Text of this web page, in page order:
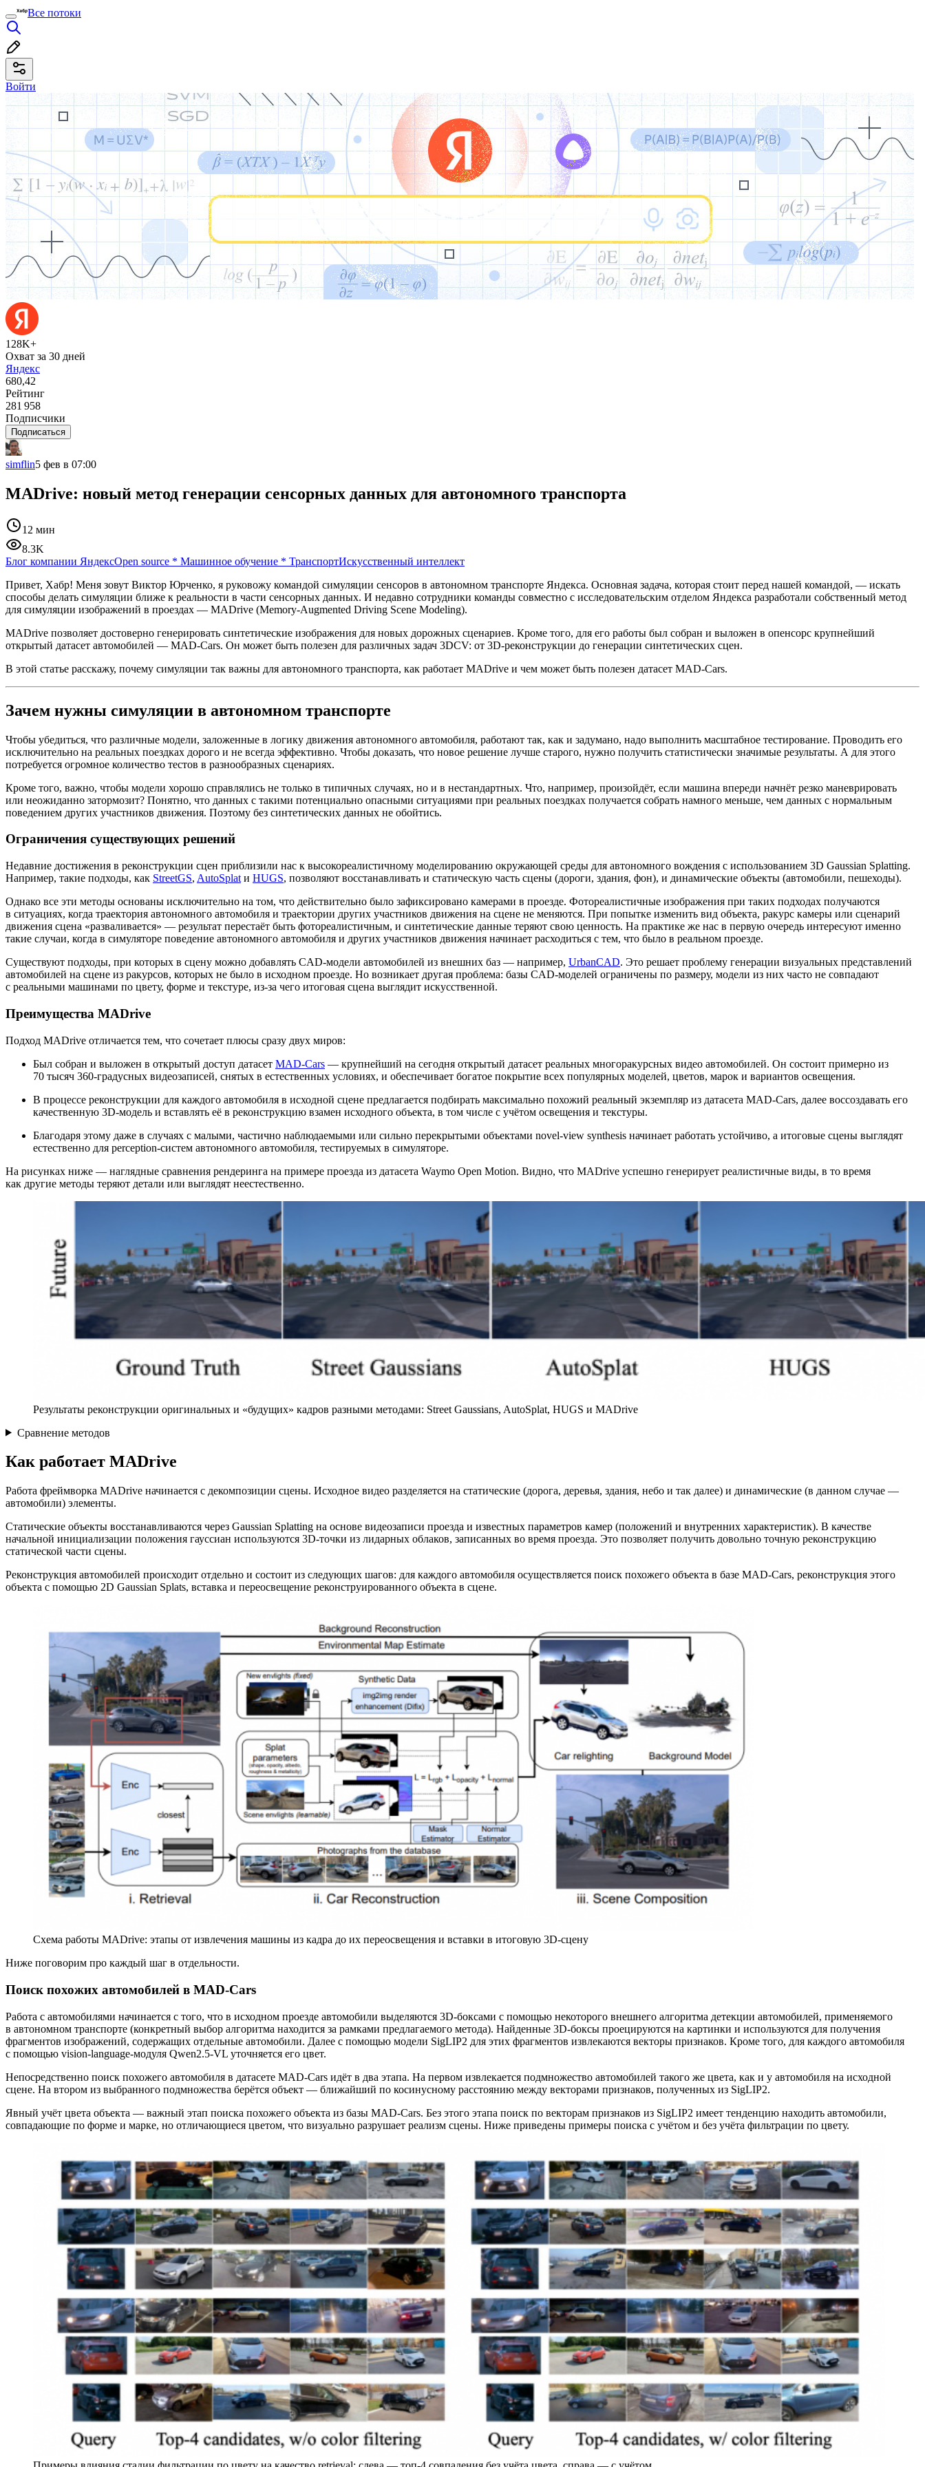
Все потоки
Войти
128K+
Охват за 30 дней
Яндекс
680,42
Рейтинг
281 958
Подписчики
Подписаться
simflin5 фев в 07:00
MADrive: новый метод генерации сенсорных данных для автономного транспорта
12 мин
8.3K
Блог компании ЯндексOpen source * Машинное обучение * ТранспортИскусственный интеллект
Привет, Хабр! Меня зовут Виктор Юрченко, я руковожу командой симуляции сенсоров в автономном транспорте Яндекса. Основная задача, которая стоит перед нашей командой, — искать
способы делать симуляции ближе к реальности в части сенсорных данных. И недавно сотрудники команды совместно с исследовательским отделом Яндекса разработали собственный метод
для симуляции изображений в проездах — MADrive (Memory-Augmented Driving Scene Modeling).
MADrive позволяет достоверно генерировать синтетические изображения для новых дорожных сценариев. Кроме того, для его работы был собран и выложен в опенсорс крупнейший
открытый датасет автомобилей — MAD‑Cars. Он может быть полезен для различных задач 3DCV: от 3D‑реконструкции до генерации синтетических сцен.
В этой статье расскажу, почему симуляции так важны для автономного транспорта, как работает MADrive и чем может быть полезен датасет MAD‑Cars.
Зачем нужны симуляции в автономном транспорте
Чтобы убедиться, что различные модели, заложенные в логику движения автономного автомобиля, работают так, как и задумано, надо выполнить масштабное тестирование. Проводить его
исключительно на реальных поездках дорого и не всегда эффективно. Чтобы доказать, что новое решение лучше старого, нужно получить статистически значимые результаты. А для этого
потребуется огромное количество тестов в разнообразных сценариях.
Кроме того, важно, чтобы модели хорошо справлялись не только в типичных случаях, но и в нестандартных. Что, например, произойдёт, если машина впереди начнёт резко маневрировать
или неожиданно затормозит? Понятно, что данных с такими потенциально опасными ситуациями при реальных поездках получается собрать намного меньше, чем данных с нормальным
поведением других участников движения. Поэтому без синтетических данных не обойтись.
Ограничения существующих решений
Недавние достижения в реконструкции сцен приблизили нас к высокореалистичному моделированию окружающей среды для автономного вождения с использованием 3D Gaussian Splatting.
Например, такие подходы, как StreetGS, AutoSplat и HUGS, позволяют восстанавливать и статическую часть сцены (дороги, здания, фон), и динамические объекты (автомобили, пешеходы).
Однако все эти методы основаны исключительно на том, что действительно было зафиксировано камерами в проезде. Фотореалистичные изображения при таких подходах получаются
в ситуациях, когда траектория автономного автомобиля и траектории других участников движения на сцене не меняются. При попытке изменить вид объекта, ракурс камеры или сценарий
движения сцена «разваливается» — результат перестаёт быть фотореалистичным, и синтетические данные теряют свою ценность. На практике же нас в первую очередь интересуют именно
такие случаи, когда в симуляторе поведение автономного автомобиля и других участников движения начинает расходиться с тем, что было в реальном проезде.
Существуют подходы, при которых в сцену можно добавлять CAD‑модели автомобилей из внешних баз — например, UrbanCAD. Это решает проблему генерации визуальных представлений
автомобилей на сцене из ракурсов, которых не было в исходном проезде. Но возникает другая проблема: базы CAD‑моделей ограничены по размеру, модели из них часто не совпадают
с реальными машинами по цвету, форме и текстуре, из‑за чего итоговая сцена выглядит искусственной.
Преимущества MADrive
Подход MADrive отличается тем, что сочетает плюсы сразу двух миров:
Был собран и выложен в открытый доступ датасет MAD‑Cars — крупнейший на сегодня открытый датасет реальных многоракурсных видео автомобилей. Он состоит примерно из
70 тысяч 360-градусных видеозаписей, снятых в естественных условиях, и обеспечивает богатое покрытие всех популярных моделей, цветов, марок и вариантов освещения.
В процессе реконструкции для каждого автомобиля в исходной сцене предлагается подбирать максимально похожий реальный экземпляр из датасета MAD‑Cars, далее воссоздавать его
качественную 3D‑модель и вставлять её в реконструкцию взамен исходного объекта, в том числе с учётом освещения и текстуры.
Благодаря этому даже в случаях с малыми, частично наблюдаемыми или сильно перекрытыми объектами novel‑view synthesis начинает работать устойчиво, а итоговые сцены выглядят
естественно для perception‑систем автономного автомобиля, тестируемых в симуляторе.
На рисунках ниже — наглядные сравнения рендеринга на примере проезда из датасета Waymo Open Motion. Видно, что MADrive успешно генерирует реалистичные виды, в то время
как другие методы теряют детали или выглядят неестественно.
Результаты реконструкции оригинальных и «будущих» кадров разными методами: Street Gaussians, AutoSplat, HUGS и MADrive
Сравнение методов
Как работает MADrive
Работа фреймворка MADrive начинается с декомпозиции сцены. Исходное видео разделяется на статические (дорога, деревья, здания, небо и так далее) и динамические (в данном случае —
автомобили) элементы.
Статические объекты восстанавливаются через Gaussian Splatting на основе видеозаписи проезда и известных параметров камер (положений и внутренних характеристик). В качестве
начальной инициализации положения гауссиан используются 3D‑точки из лидарных облаков, записанных во время проезда. Это позволяет получить довольно точную реконструкцию
статической части сцены.
Реконструкция автомобилей происходит отдельно и состоит из следующих шагов: для каждого автомобиля осуществляется поиск похожего объекта в базе MAD‑Cars, реконструкция этого
объекта с помощью 2D Gaussian Splats, вставка и переосвещение реконструированного объекта в сцене.
Схема работы MADrive: этапы от извлечения машины из кадра до их переосвещения и вставки в итоговую 3D‑сцену
Ниже поговорим про каждый шаг в отдельности.
Поиск похожих автомобилей в MAD-Cars
Работа с автомобилями начинается с того, что в исходном проезде автомобили выделяются 3D‑боксами с помощью некоторого внешнего алгоритма детекции автомобилей, применяемого
в автономном транспорте (конкретный выбор алгоритма находится за рамками предлагаемого метода). Найденные 3D‑боксы проецируются на картинки и используются для получения
фрагментов изображений, содержащих отдельные автомобили. Далее с помощью модели SigLIP2 для этих фрагментов извлекаются векторы признаков. Кроме того, для каждого автомобиля
с помощью vision‑language‑модуля Qwen2.5-VL уточняется его цвет.
Непосредственно поиск похожего автомобиля в датасете MAD‑Cars идёт в два этапа. На первом извлекается подмножество автомобилей такого же цвета, как и у автомобиля на исходной
сцене. На втором из выбранного подмножества берётся объект — ближайший по косинусному расстоянию между векторами признаков, полученных из SigLIP2.
Явный учёт цвета объекта — важный этап поиска похожего объекта из базы MAD‑Cars. Без этого этапа поиск по векторам признаков из SigLIP2 имеет тенденцию находить автомобили,
совпадающие по форме и марке, но отличающиеся цветом, что визуально разрушает реализм сцены. Ниже приведены примеры поиска с учётом и без учёта фильтрации по цвету.